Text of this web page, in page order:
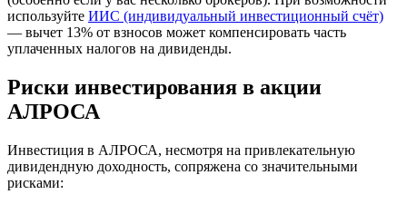
используйте ИИС (индивидуальный инвестиционный счёт)
— вычет 13% от взносов может компенсировать часть
уплаченных налогов на дивиденды.
Риски инвестирования в акции
АЛРОСА
Инвестиция в АЛРОСА, несмотря на привлекательную
дивидендную доходность, сопряжена со значительными
рисками: